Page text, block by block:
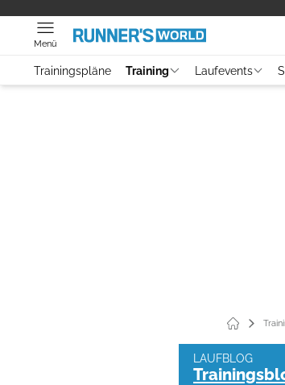
Menü
Trainingspläne Training Laufevents
LAUFBLOG